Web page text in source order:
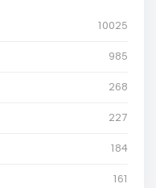
10025
985
268
227
184
161